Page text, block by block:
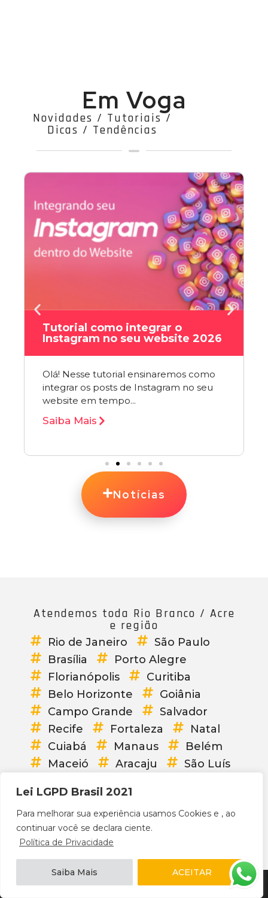
Lei LGPD Brasil 2021
Para melhorar sua experiência usamos Cookies e , ao
continuar você se declara ciente.
Política de Privacidade
Saiba Mais ACEITAR
Em Voga
Novidades / Tutoriais /
Dicas / Tendências
Tutorial como integrar o
Instagram no seu website 2026
Olá! Nesse tutorial ensinaremos como
integrar os posts de Instagram no seu
website em tempo...
Saiba Mais
Notícias
Atendemos toda Rio Branco / Acre
e região
Rio de Janeiro
São Paulo
Brasília
Porto Alegre
Florianópolis
Curitiba
Belo Horizonte
Goiânia
Campo Grande
Salvador
Recife
Fortaleza
Natal
Cuiabá
Manaus
Belém
Maceió
Aracaju
São Luís
João Pessoa
Porto Velho
Macapá
Rio Branco
Brasil